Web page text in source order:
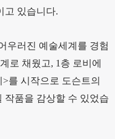
고 있습니다.
우러진 예술세계를 경험
로 채웠고, 1층 로비에
를 시작으로 도슨트의
작품을 감상할 수 있었습